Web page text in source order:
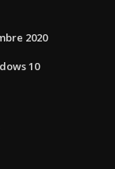
2020
10